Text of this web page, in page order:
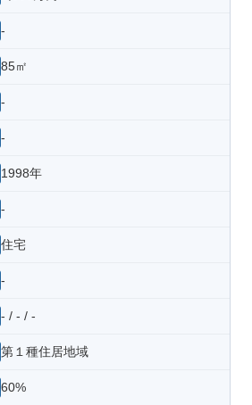
-
85㎡
-
-
1998年
-
住宅
-
- / - / -
第１種住居地域
60%